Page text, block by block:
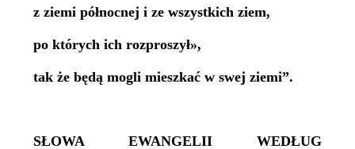
z ziemi północnej i ze wszystkich ziem,
po których ich rozproszył»,
tak że będą mogli mieszkać w swej ziemi”.
SŁOWA EWANGELII WEDŁUG